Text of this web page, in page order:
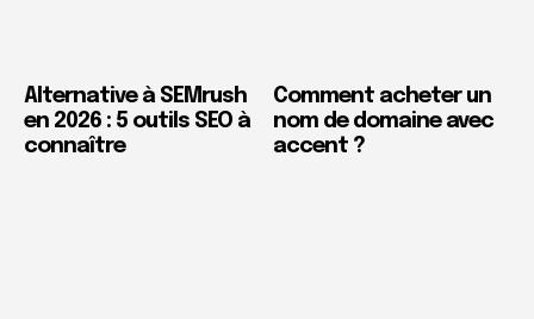
Alternative à SEMrush
en 2026 : 5 outils SEO à
connaître
Comment acheter un
nom de domaine avec
accent ?